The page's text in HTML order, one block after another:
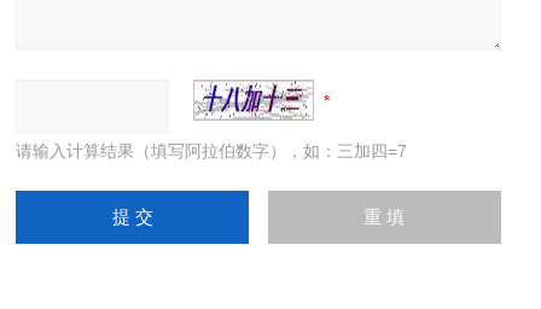
请输入计算结果（填写阿拉伯数字），如：三加四=7